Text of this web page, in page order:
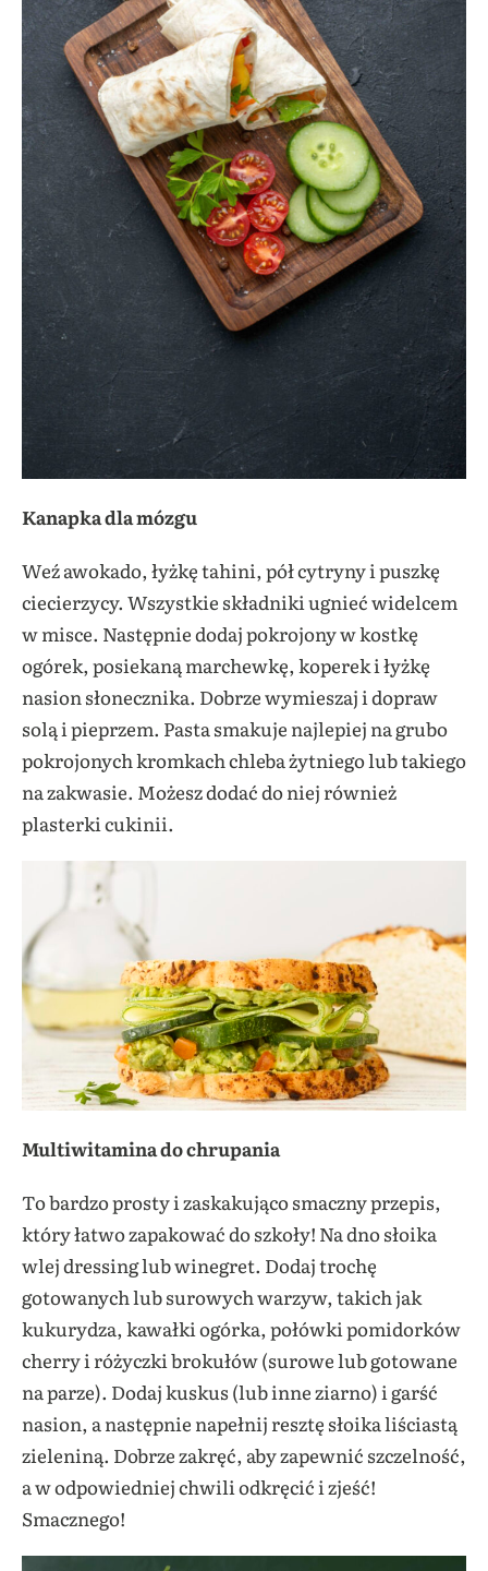
Kanapka dla mózgu
Weź awokado, łyżkę tahini, pół cytryny i puszkę
ciecierzycy. Wszystkie składniki ugnieć widelcem
w misce. Następnie dodaj pokrojony w kostkę
ogórek, posiekaną marchewkę, koperek i łyżkę
nasion słonecznika. Dobrze wymieszaj i dopraw
solą i pieprzem. Pasta smakuje najlepiej na grubo
pokrojonych kromkach chleba żytniego lub takiego
na zakwasie. Możesz dodać do niej również
plasterki cukinii.
Multiwitamina do chrupania
To bardzo prosty i zaskakująco smaczny przepis,
który łatwo zapakować do szkoły! Na dno słoika
wlej dressing lub winegret. Dodaj trochę
gotowanych lub surowych warzyw, takich jak
kukurydza, kawałki ogórka, połówki pomidorków
cherry i różyczki brokułów (surowe lub gotowane
na parze). Dodaj kuskus (lub inne ziarno) i garść
nasion, a następnie napełnij resztę słoika liściastą
zieleniną. Dobrze zakręć, aby zapewnić szczelność,
a w odpowiedniej chwili odkręcić i zjeść!
Smacznego!